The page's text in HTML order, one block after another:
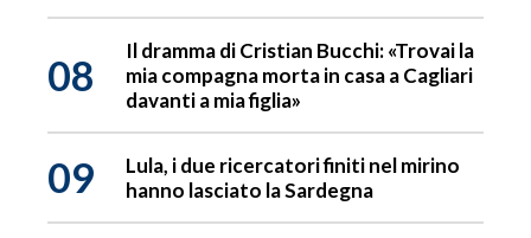
08
Il dramma di Cristian Bucchi: «Trovai la
mia compagna morta in casa a Cagliari
davanti a mia figlia»
09
Lula, i due ricercatori finiti nel mirino
hanno lasciato la Sardegna